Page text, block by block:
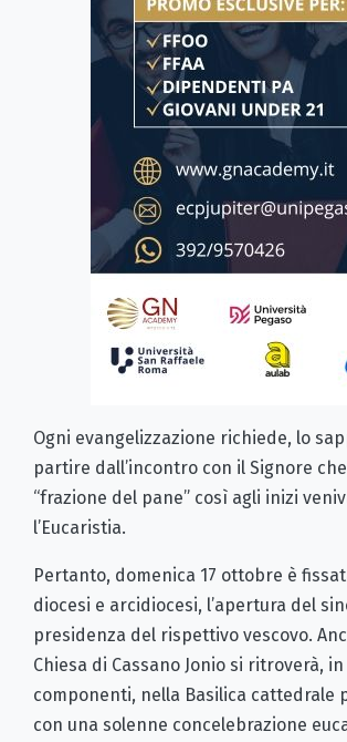
Ogni evangelizzazione richiede, lo
partire dall’incontro con il Signore
“frazione del pane” così agli inizi
l’Eucaristia.
Pertanto, domenica 17 ottobre è
diocesi e arcidiocesi, l’apertura del
presidenza del rispettivo vescovo.
Chiesa di Cassano Jonio si ritroverà,
componenti, nella Basilica cattedrale
con una solenne concelebrazione